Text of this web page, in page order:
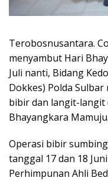
Terobosnusantara.
menyambut Hari
Juli nanti, Bidang
Dokkes) Polda
bibir dan langit-
Bhayangkara Mamuju.
Operasi bibir
tanggal 17 dan 18
Perhimpunan Ahli